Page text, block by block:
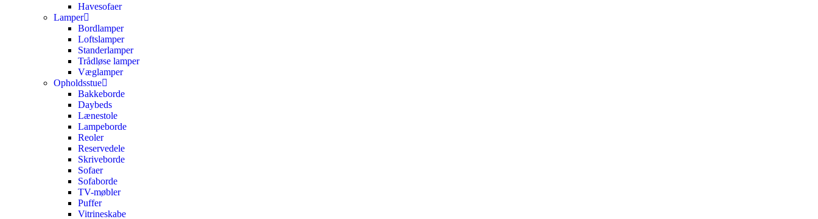
Havesofaer
Lamper
Bordlamper
Loftslamper
Standerlamper
Trådløse lamper
Væglamper
Opholdsstue
Bakkeborde
Daybeds
Lænestole
Lampeborde
Reoler
Reservedele
Skriveborde
Sofaer
Sofaborde
TV-møbler
Puffer
Vitrineskabe